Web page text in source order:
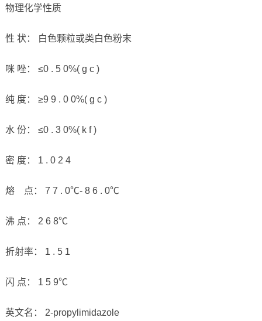
物理化学性质
性 状： 白色颗粒或类白色粉末
咪 唑： ≤0 . 5 0%( g c )
纯 度： ≥9 9 . 0 0%( g c )
水 份： ≤0 . 3 0%( k f )
密 度： 1 . 0 2 4
熔 点： 7 7 . 0℃- 8 6 . 0℃
沸 点： 2 6 8℃
折射率： 1 . 5 1
闪 点： 1 5 9℃
英文名： 2-propylimidazole